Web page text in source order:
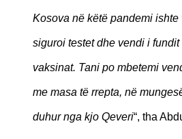
Kosova në këtë pandemi
siguroi testet dhe vendi i
vaksinat. Tani po mbetemi
me masa të rrepta, në
duhur nga kjo Qeveri“, tha